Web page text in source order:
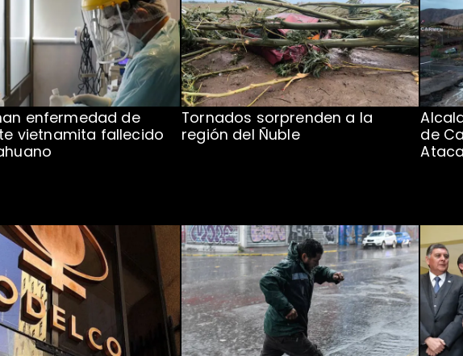
enfermedad de
vietnamita fallecido
Tornados sorprenden a la
región del Ñuble
de